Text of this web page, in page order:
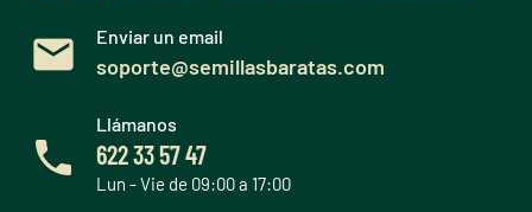
Enviar un email
soporte@semillasbaratas.com
Llámanos
622 33 57 47
Lun - Vie de 09:00 a 17:00